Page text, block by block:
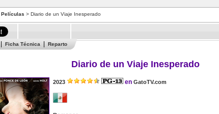
Películas > Diario de un Viaje Inesperado
Ficha Técnica Reparto
Diario de un Viaje Inesperado
2023 en GatoTV.com